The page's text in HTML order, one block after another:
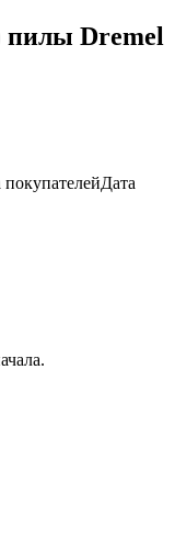
пилы Dremel
покупателейДата